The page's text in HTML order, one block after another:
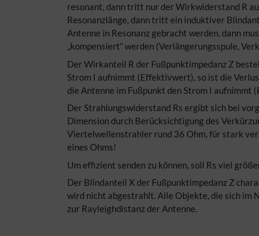
resonant, dann tritt nur der Wirkwiderstand R
Resonanzlänge, dann tritt ein induktiver
Antenne in Resonanz gebracht werden, dann
„kompensiert“ werden (Verlängerungsspule,
Der Wirkanteil R der Fußpunktimpedanz Z
Strom I aufnimmt (Effektivwert), so ist die
die Antenne im Fußpunkt den Strom I
Der Strahlungswiderstand Rs ergibt sich bei
Dimension durch Berücksichtigung des
Viertelwellenstrahler rund 36 Ohm, für stark
eines Ohms!
Um effizient senden zu können, soll Rs viel
Der Blindanteil X der Fußpunktimpedanz Z
wird nicht abgestrahlt. Alle Objekte, die sich im
zur Rayleighdistanz der Antenne.